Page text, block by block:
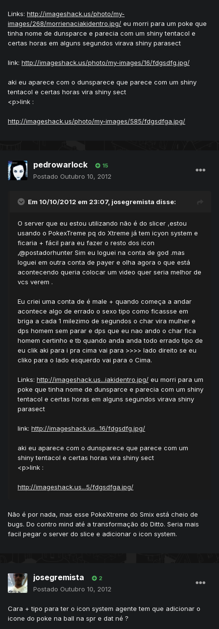
Links: http://imageshack.us/photo/my-
images/268/morrienaciakidentro.jpg/ eu morri para um poke que
tinha nome de dunsparce e parecia com um shiny tentacol e
certas horas em alguns segundos virava shiny parasect
link: http://imageshack.us/photo/my-images/16/fdgsdfg.jpg/
aki eu aparece com o dunsparece que parece com um shiny
tentacol e certas horas vira shiny sect
<p>link :
http://imageshack.us/photo/my-images/585/fdgsdfga.jpg/
pedrowarlock 15
Postado Outubro 10, 2012
Em 10/10/2012 em 23:07, josegremista disse:
O server que eu estou utilizando não é do slicer ,estou
usando o PokexTreme pq do Xtreme já tem icyon system e
ficaria + fácil para eu fazer o resto dos icon
,@postadorhunter Sim eu loguei na conta de god .mas
loguei em outra conta de payer e olha agora o que está
acontecendo queria colocar um video quer seria melhor de
vcs verem .
Eu criei uma conta de é male + quando começa a andar
acontece algo de errado o sexo tipo como ficassse em
briga a cada 1 milezimo de segundos o char vira mulher e
dps homem sem parar e dps que eu nao ando o char fica
homem certinho e tb quando anda anda todo errado tipo de
eu clik aki para i pra cima vai para >>>> lado direito se eu
cliko para o lado esquerdo vai para o Cima.
Links: http://imageshack.us...iakidentro.jpg/ eu morri para um
poke que tinha nome de dunsparce e parecia com um shiny
tentacol e certas horas em alguns segundos virava shiny
parasect
link: http://imageshack.us...16/fdgsdfg.jpg/
aki eu aparece com o dunsparece que parece com um
shiny tentacol e certas horas vira shiny sect
<p>link :
http://imageshack.us...5/fdgsdfga.jpg/
Não é por nada, mas esse PokeXtreme do Smix está cheio de
bugs. Do contro mind até a transformação do Ditto. Seria mais
facil pegar o server do slice e adicionar o icon system.
josegremista 2
Postado Outubro 10, 2012
Cara + tipo para ter o icon system agente tem que adicionar o
icone do poke na ball na spr e dat né ?